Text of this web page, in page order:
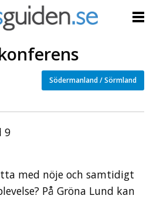
Södermanland / Sörmland
9
med nöje och samtidigt
På Gröna Lund kan